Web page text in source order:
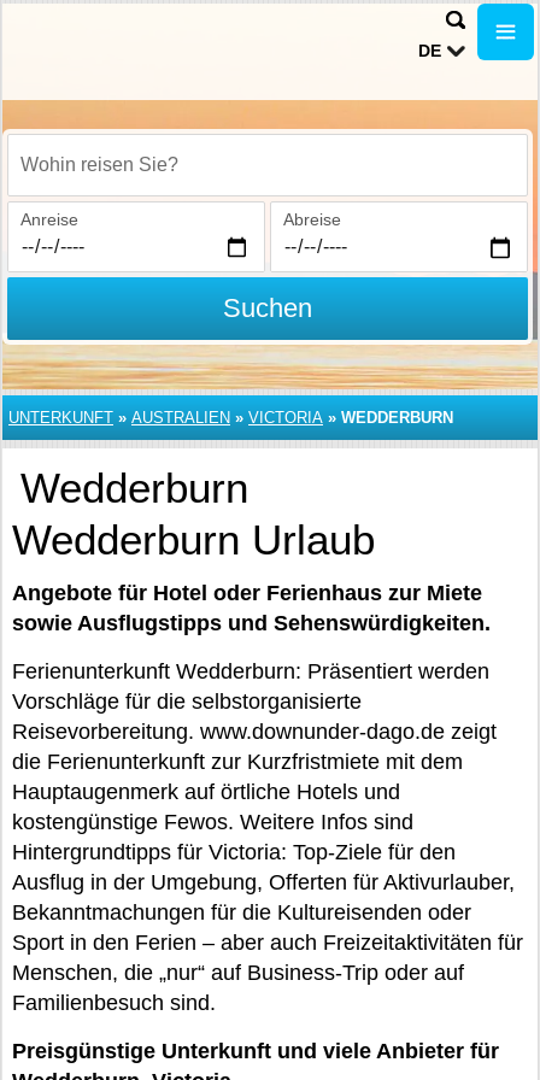
DE
Wohin reisen Sie?
Anreise Abreise
Suchen
UNTERKUNFT » AUSTRALIEN » VICTORIA » WEDDERBURN
Wedderburn
Wedderburn Urlaub
Angebote für Hotel oder Ferienhaus zur Miete
sowie Ausflugstipps und Sehenswürdigkeiten.
Ferienunterkunft Wedderburn: Präsentiert werden
Vorschläge für die selbstorganisierte
Reisevorbereitung. www.downunder-dago.de zeigt
die Ferienunterkunft zur Kurzfristmiete mit dem
Hauptaugenmerk auf örtliche Hotels und
kostengünstige Fewos. Weitere Infos sind
Hintergrundtipps für Victoria: Top-Ziele für den
Ausflug in der Umgebung, Offerten für Aktivurlauber,
Bekanntmachungen für die Kultureisenden oder
Sport in den Ferien – aber auch Freizeitaktivitäten für
Menschen, die „nur“ auf Business-Trip oder auf
Familienbesuch sind.
Preisgünstige Unterkunft und viele Anbieter für